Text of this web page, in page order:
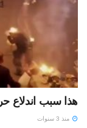
هذا سبب اندلاع
منذ 3 سنوات